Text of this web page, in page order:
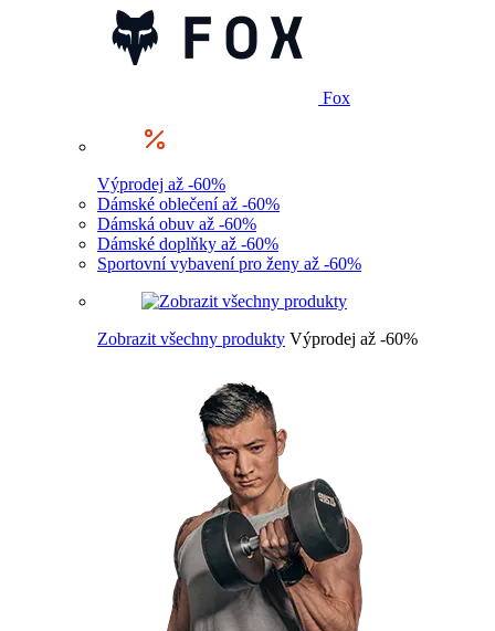
Fox
Výprodej až -60%
Dámské oblečení až -60%
Dámská obuv až -60%
Dámské doplňky až -60%
Sportovní vybavení pro ženy až -60%
Zobrazit všechny produkty Výprodej až -60%